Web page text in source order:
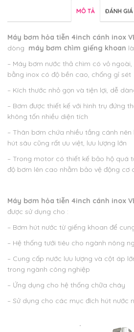
MÔ TẢ ĐÁNH
Máy bơm hỏa tiễn 4inch cánh inox
dòng máy bơm chìm giếng khoan
– Máy bơm nước thả chìm có vỏ
bằng inox có độ bền cao, chống gỉ sét
– Kích thước nhỏ gọn và tiện lợi, dễ
– Bơm được thiết kế với hình trụ đứng
không tốn nhiều diện tích
– Thân bơm chứa nhiều tầng cánh
hút sâu cũng rất ưu việt, lưu lượng lớn
– Trong motor có thiết kế bảo hộ quá
độ bơm lên cao nhằm bảo vệ động cơ
Máy bơm hỏa tiễn 4inch cánh inox
được sử dụng cho :
– Bơm hút nước từ giếng khoan để
– Hệ thống tưới tiêu cho ngành nông
– Cung cấp nước lưu lượng và cột áp
trong ngành công nghiệp
– Ứng dụng cho hệ thống chữa cháy
– Sử dụng cho các mục đích hút nước